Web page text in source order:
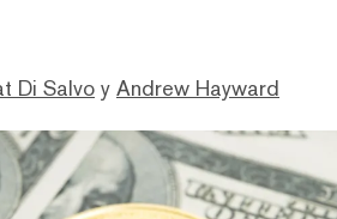
Di Salvo y Andrew Hayward